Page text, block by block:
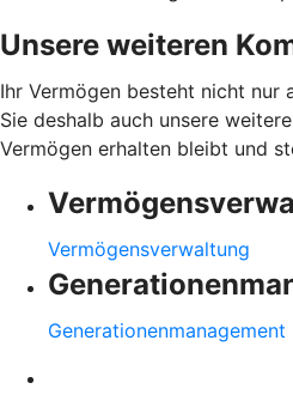
Unsere weiteren
Ihr Vermögen besteht nicht nur
Sie deshalb auch unsere
Vermögen erhalten bleibt und
Vermögensverwaltung
Generationenmanagement